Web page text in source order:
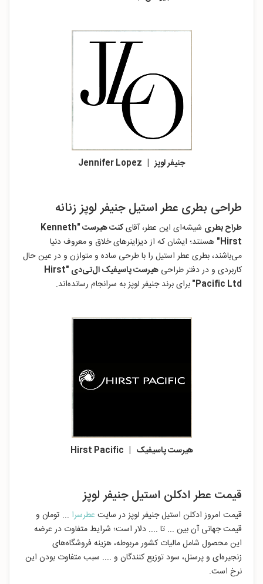
جنیفر لوپز | Jennifer Lopez
طراحی بطری عطر استیل جنیفر لوپز زنانه
طراح بطری شیشه‌ای این عطر، آقای
کنت هیرست "Kenneth
Hirst" هستند؛ ایشان که از دیزاینرهای خلاق و معروف دنیا
می‌باشند، بطری عطر استیل را با طرحی ساده و متوازن و در عین حال
کاربردی و در دفتر طراحی
هیرست پاسیفیک ال‌تی‌دی "Hirst
Pacific Ltd" برای برند جنیفر لوپز به سرانجام رسانده‌اند.
هیرست پاسیفیک | Hirst Pacific
قیمت عطر ادکلن استیل جنیفر لوپز
قیمت امروز ادکلن استیل جنیفر لوپز در سایت عطرسرا ... تومان و
قیمت جهانی آن بین ... تا .... دلار است؛ شرایط متفاوت در عرضه
این محصول شامل مالیات کشور مربوطه، هزینه فروشگاه‌های
زنجیره‌ای و پرسنل، سود توزیع کنندگان و .... سبب متفاوت بودن این
نرخ است.